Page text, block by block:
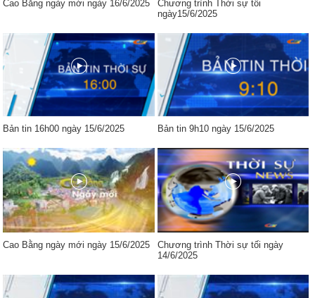
Cao Bằng ngày mới ngày 16/6/2025
Chương trình Thời sự tối
ngày15/6/2025
Bản tin 16h00 ngày 15/6/2025 Bản tin 9h10 ngày 15/6/2025
Cao Bằng ngày mới ngày 15/6/2025
Chương trình Thời sự tối ngày
14/6/2025